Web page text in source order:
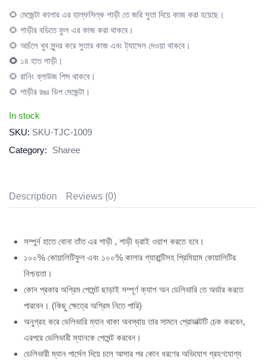
🌻 মেজেন্টা কালার এর হাল্ফসিল্ক শাড়ী তে জরি সুতা দিয়ে কাজ করা হয়েছে।
🌻 শাড়ীর বডিতে ফুল এর কাজ করা থাকবে।
🌻 আচঁলে খুব সুন্দর করে সুতার কাজ এবং ট্যাসেল দেওয়া থাকবে।
🌻 ১৪ হাত শাড়ী।
🌻 রানিং ব্লাউজ পিস থাকবে।
🌻 শাড়ীর রঙঃ ডিপ মেজেন্টা।
In stock
SKU: SKU-TJC-1009
Category:
Sharee
Description Reviews (0)
সম্পুর্ন হাতে বোনা তাঁত এর শাড়ী , শাড়ী ড্রাই ওয়াশ করতে হবে।
১০০% কোয়ালিটিফুল এবং ১০০% কালার গ্যারান্টিসহ প্রিমিয়াম কোয়ালিটির
নিশ্চয়তা।
কোন প্রকার অগ্রিম পেমেন্ট ছাড়াই সম্পূর্ণ ক্যাশ অন ডেলিভারি তে অর্ডার করতে
পারবেন। (কিছু ক্ষেত্রে অগ্রিম নিতে পারি)
অনুগ্রহ করে ডেলিভারি ম্যান থাকা অবস্থায় তার সামনে প্রোডাক্টটি চেক করবেন,
এরপরে ডেলিভারী ম্যানকে পেমেন্ট করবেন।
ডেলিভারী ম্যান পার্সেল দিয়ে চলে আসার পর কোন ধরণের অভিযোগ গ্রহণযোগ্য